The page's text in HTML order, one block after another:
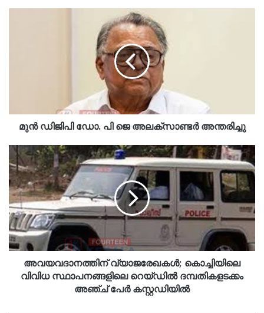
മുന്‍ ഡിജിപി ഡോ. പി ജെ അലക്സാണ്ടര്‍ അന്തരിച്ചു
അവയവദാനത്തിന് വ്യാജരേഖകൾ; കൊച്ചിയിലെ
വിവിധ സ്ഥാപനങ്ങളിലെ റെയ്ഡിൽ ദമ്പതികളടക്കം
അഞ്ച് പേർ കസ്റ്റഡിയിൽ